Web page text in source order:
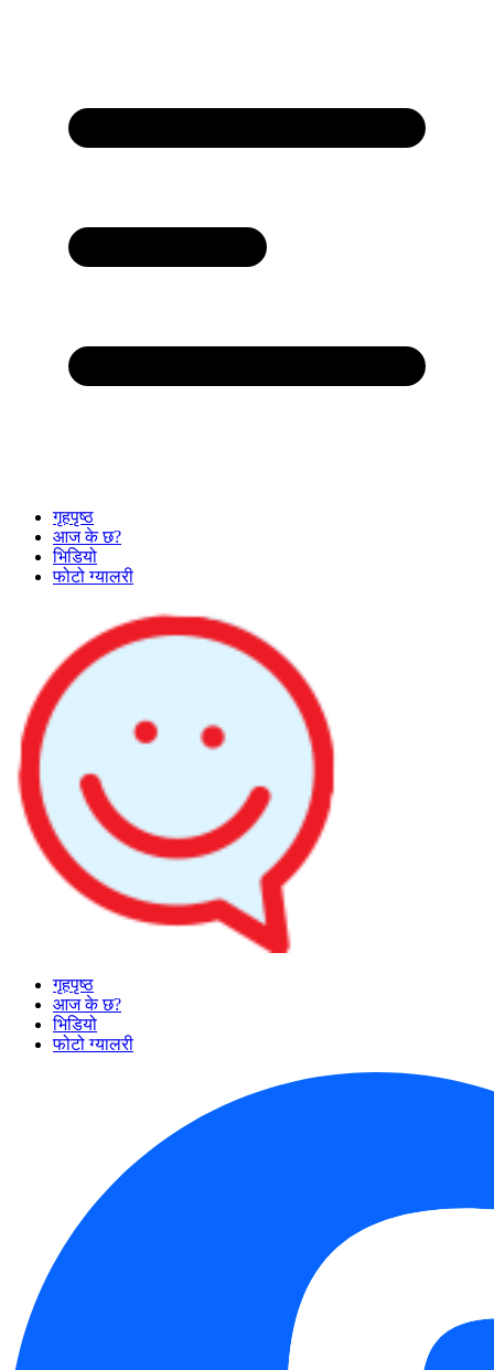
गृहपृष्ठ
आज के छ?
भिडियो
फोटो ग्यालरी
गृहपृष्ठ
आज के छ?
भिडियो
फोटो ग्यालरी